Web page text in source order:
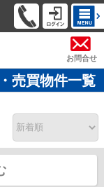
お問合せ
売買物件一覧